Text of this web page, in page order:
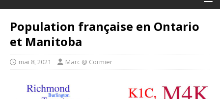
Population française en Ontario
et Manitoba
mai 8, 2021 Marc @ Cormier